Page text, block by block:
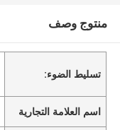
منتوج وصف
تسليط الضوء:
اسم العلامة التجارية